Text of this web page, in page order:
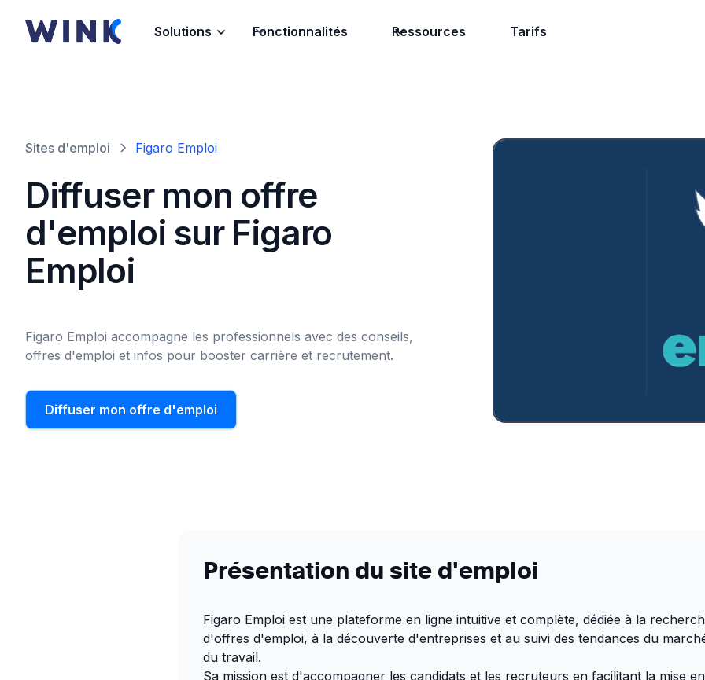
Solutions Fonctionnalités Ressources Tarifs
Sites d'emploi Figaro Emploi
Diffuser mon offre
d'emploi sur Figaro
Emploi
Figaro Emploi accompagne les professionnels avec des conseils,
offres d'emploi et infos pour booster carrière et recrutement.
Diffuser mon offre d'emploi
Présentation du site d'emploi
Figaro Emploi est une plateforme en ligne intuitive et complète, dédiée à la
d'offres d'emploi, à la découverte d'entreprises et au suivi des tendances du
du travail.
Sa mission est d'accompagner les candidats et les recruteurs en facilitant la mise en